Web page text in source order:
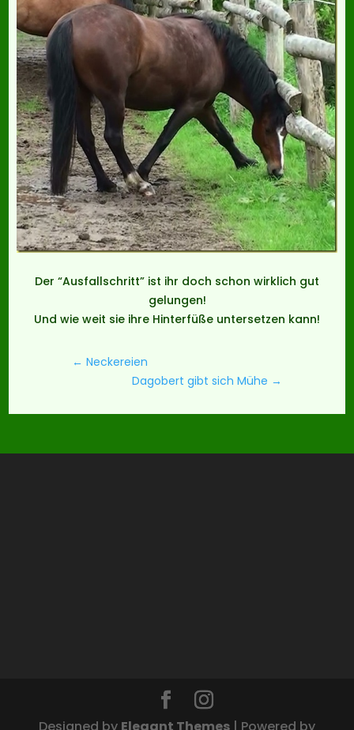
Der “Ausfallschritt” ist ihr doch schon wirklich gut
gelungen!
Und wie weit sie ihre Hinterfüße untersetzen kann!
←Neckereien
Dagobert gibt sich Mühe →